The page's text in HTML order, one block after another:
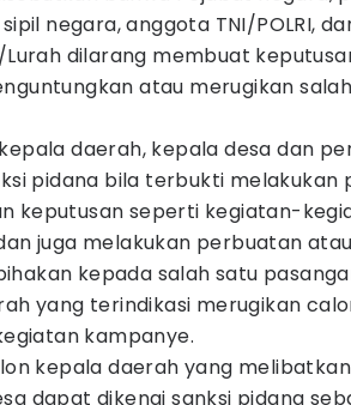
negara, anggota TNI/POLRI,
dilarang membuat
atau merugikan
daerah, kepala desa dan
pidana bila terbukti melakukan
keputusan seperti kegiatan-
juga melakukan perbuatan
kepada salah satu
yang terindikasi merugikan
kampanye.
kepala daerah yang
dapat dikenai sanksi pidana